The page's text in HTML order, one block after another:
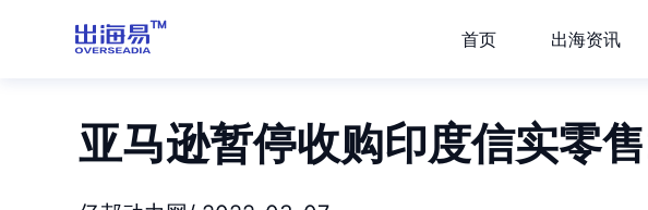
首页 出海资讯
亚马逊暂停收购印度信实零